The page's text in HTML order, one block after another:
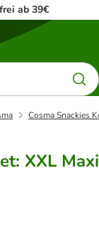
ab 39€
Cosma Snackies
XXL Maxi